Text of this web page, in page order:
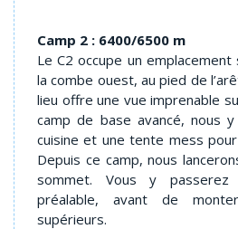
Camp 2 : 6400/6500 m
Le C2 occupe un
la combe ouest, au pied de
lieu offre une vue imprenable
camp de base avancé, nous
cuisine et une tente mess
Depuis ce camp, nous
sommet. Vous y passerez
préalable, avant de
supérieurs.